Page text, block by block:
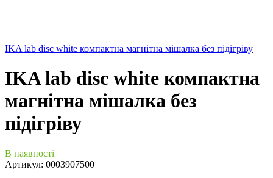
IKA lab disc white компактна магнітна мішалка без підігріву
IKA lab disc white компактна
магнітна мішалка без
підігріву
В наявності
Артикул: 0003907500